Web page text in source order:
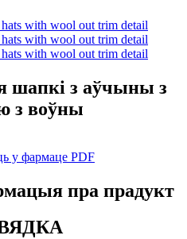
шапкі з аўчыны з
з воўны
у фармаце PDF
пра прадукт